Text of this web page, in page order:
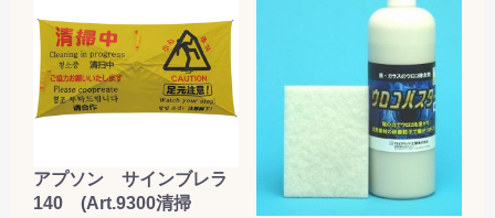
アプソン サインブレラ
140 (Art.9300清掃